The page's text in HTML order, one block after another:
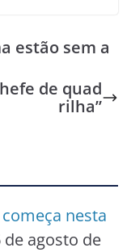
estão sem a
de quad
rilha”
nesta
de agosto de